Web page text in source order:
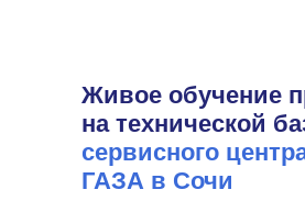
Живое обучение
на технической
сервисного
ГАЗА в Сочи